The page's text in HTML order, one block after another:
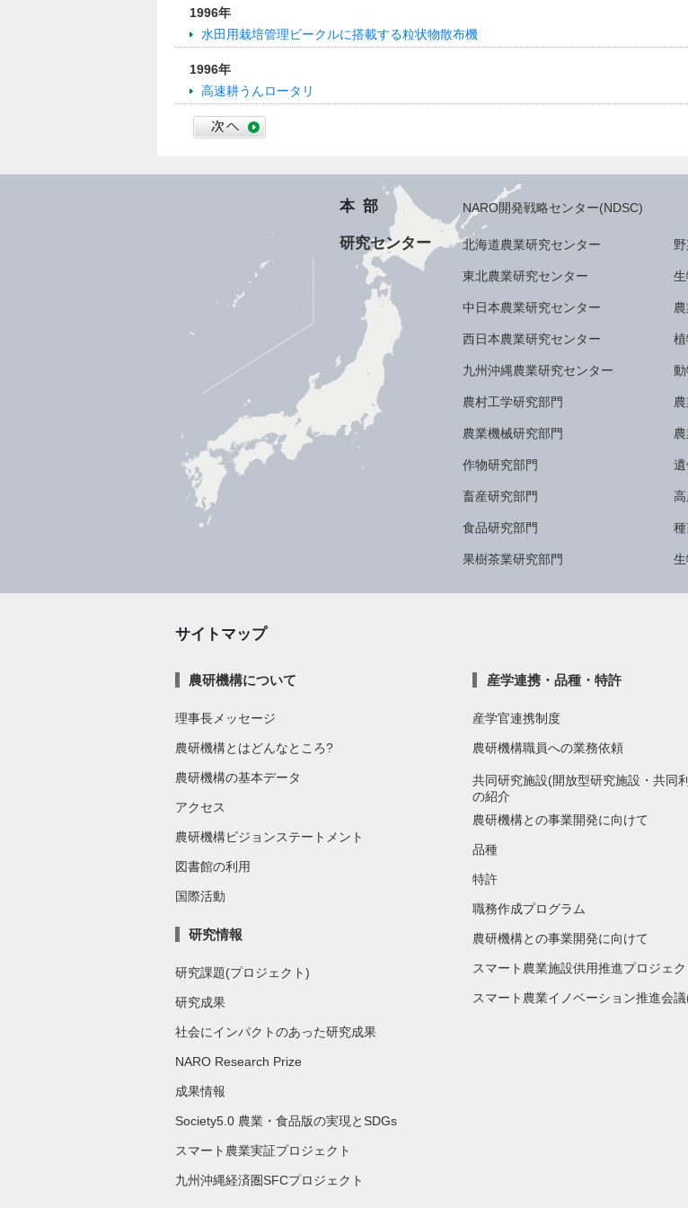
1996年
水田用栽培管理ビークルに搭載する粒状物散布機
1996年
高速耕うんロータリ
本部 NARO開発戦略センター(NDSC)
研究センター 北海道農業研究センター
東北農業研究センター
中日本農業研究センター
西日本農業研究センター
九州沖縄農業研究センター
農村工学研究部門
農業機械研究部門
作物研究部門
畜産研究部門
食品研究部門
果樹茶業研究部門
サイトマップ
農研機構について
理事長メッセージ
農研機構とはどんなところ?
農研機構の基本データ
アクセス
農研機構ビジョンステートメント
図書館の利用
国際活動
研究情報
研究課題(プロジェクト)
研究成果
社会にインパクトのあった研究成果
NARO Research Prize
成果情報
Society5.0 農業・食品版の実現とSDGs
スマート農業実証プロジェクト
九州沖縄経済圏SFCプロジェクト
産学連携・品種・特許
産学官連携制度
農研機構職員への業務依頼
共同研究施設(開放型研究施設・共同
の紹介
農研機構との事業開発に向けて
品種
特許
職務作成プログラム
農研機構との事業開発に向けて
スマート農業施設供用推進プロジェク
スマート農業イノベーション推進会